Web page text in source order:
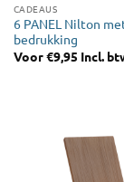
CADEAUS
6 PANEL Nilton
bedrukking
Voor€9,95 Incl.